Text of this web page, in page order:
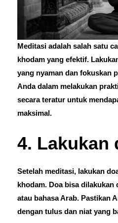
Meditasi adalah salah satu
khodam yang efektif.
yang nyaman dan fokuskan
Anda dalam melakukan
secara teratur untuk
maksimal.
4. Lakukan
Setelah meditasi, lakukan
khodam. Doa bisa dilakukan
atau bahasa Arab. Pastikan
dengan tulus dan niat yang